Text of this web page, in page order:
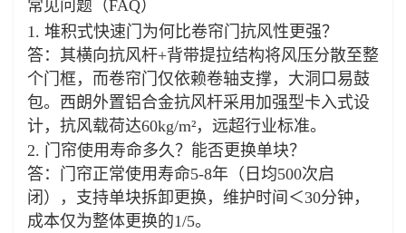
常见问题（FAQ）
1. 堆积式快速门为何比卷帘门抗风性更强？
答：其横向抗风杆+背带提拉结构将风压分散至整
个门框，而卷帘门仅依赖卷轴支撑，大洞口易鼓
包。西朗外置铝合金抗风杆采用加强型卡入式设
计，抗风载荷达60kg/m²，远超行业标准。
2. 门帘使用寿命多久？能否更换单块？
答：门帘正常使用寿命5-8年（日均500次启
闭），支持单块拆卸更换，维护时间＜30分钟，
成本仅为整体更换的1/5。